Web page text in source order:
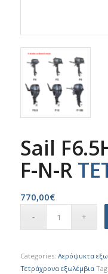
Sail
F-N-R
770,00€
Categories: Αερόψυκτα
Τετράχρονα εξωλέμβια